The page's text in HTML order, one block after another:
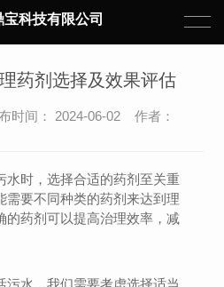
宝科技有限公司
药剂选择及效果评估
时间： 2024-06-02 作者：
水时，选择合适的药剂至关重
需要不同种类的药剂来达到理
的药剂可以提高治理效率，减
污水，我们需要考虑选择适当